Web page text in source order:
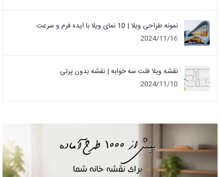
نمونه طراحی ویلا | 10 نمای ویلا با ایده فرم و سرعت
2024/11/16
نقشه ویلا فلت سه خوابه | نقشه بدون پرتی
2024/11/10